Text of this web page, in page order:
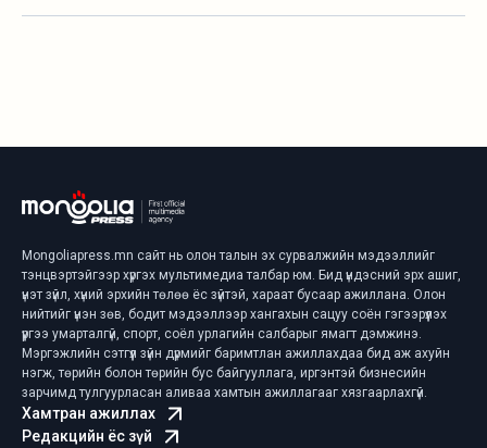
Mongoliapress.mn сайт нь олон талын эх сурвалжийн мэдээллийг
тэнцвэртэйгээр хүргэх мультимедиа талбар юм. Бид үндэсний эрх ашиг,
үнэт зүйл, хүний эрхийн төлөө ёс зүйтэй, хараат бусаар ажиллана. Олон
нийтийг үнэн зөв, бодит мэдээллээр хангахын сацуу соён гэгээрүүлэх
үүргээ умарталгүй, спорт, соёл урлагийн салбарыг ямагт дэмжинэ.
Мэргэжлийн сэтгүүл зүйн дүрмийг баримтлан ажиллахдаа бид аж ахуйн
нэгж, төрийн болон төрийн бус байгууллага, иргэнтэй бизнесийн
зарчимд тулгуурласан аливаа хамтын ажиллагааг хязгаарлахгүй.
Хамтран ажиллах
Редакцийн ёс зүй